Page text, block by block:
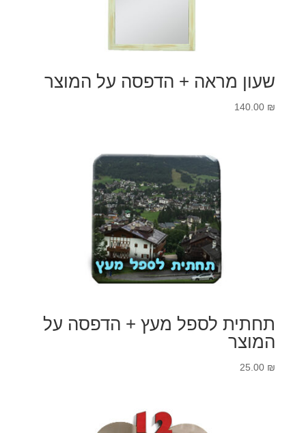
שעון מראה + הדפסה על המוצר
140.00 ₪
תחתית לספל מעץ + הדפסה על
המוצר
25.00 ₪